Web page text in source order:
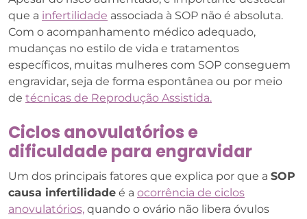
que a infertilidade associada à SOP não é absoluta.
Com o acompanhamento médico adequado,
mudanças no estilo de vida e tratamentos
específicos, muitas mulheres com SOP conseguem
engravidar, seja de forma espontânea ou por meio
de técnicas de Reprodução Assistida.
Ciclos anovulatórios e
dificuldade para engravidar
Um dos principais fatores que explica por que a SOP
causa infertilidade é a ocorrência de ciclos
anovulatórios, quando o ovário não libera óvulos